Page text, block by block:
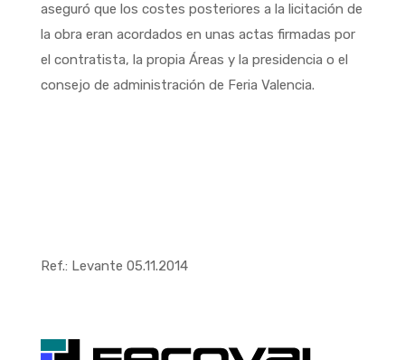
aseguró que los costes posteriores a la licitación de
la obra eran acordados en unas actas firmadas por
el contratista, la propia Áreas y la presidencia o el
consejo de administración de Feria Valencia.
Ref.: Levante 05.11.2014